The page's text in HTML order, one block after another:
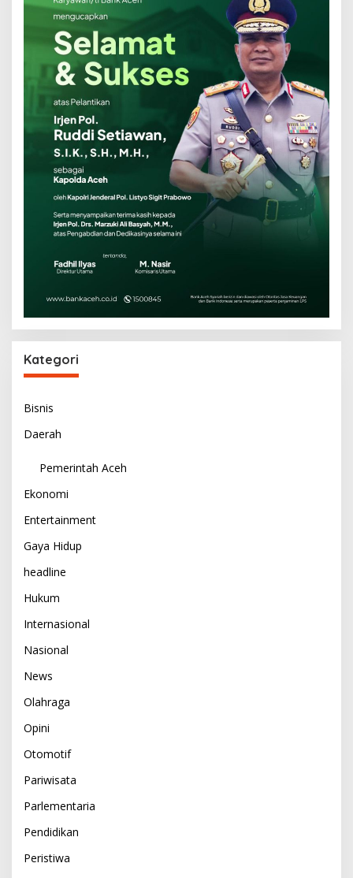
Kategori
Bisnis
Daerah
Pemerintah Aceh
Ekonomi
Entertainment
Gaya Hidup
headline
Hukum
Internasional
Nasional
News
Olahraga
Opini
Otomotif
Pariwisata
Parlementaria
Pendidikan
Peristiwa